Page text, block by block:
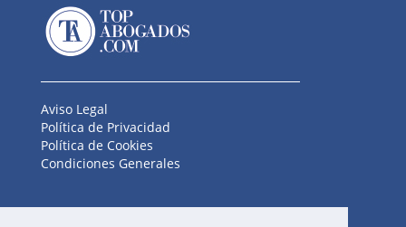
Aviso Legal
Política de Privacidad
Política de Cookies
Condiciones Generales